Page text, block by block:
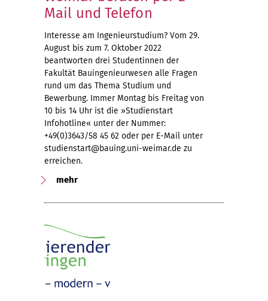
Mail und Telefon
Interesse am Ingenieurstudium? Vom 29.
August bis zum 7. Oktober 2022
beantworten drei Studentinnen der
Fakultät Bauingenieurwesen alle Fragen
rund um das Thema Studium und
Bewerbung. Immer Montag bis Freitag von
10 bis 14 Uhr ist die »Studienstart
Infohotline« unter der Nummer:
+49(0)3643/58 45 62 oder per E-Mail unter
studienstart@bauing.uni-weimar.de zu
erreichen.
mehr